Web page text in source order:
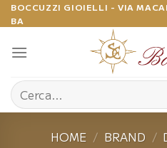
Salta
ai
contenuti
BOCCUZZI GIOIELLI - VIA
BA
Cerca:
HOME / BRAND /